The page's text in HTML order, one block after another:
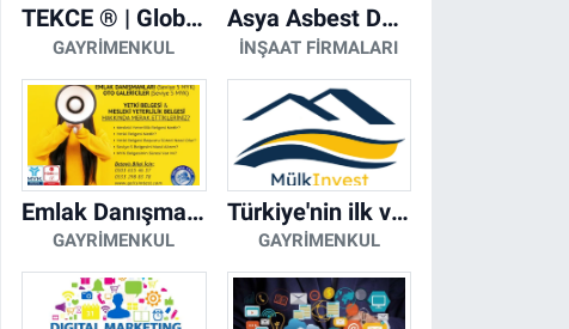
TEKCE ® | Global Gayrimenkul Şirketi
GAYRIMENKUL
Asya Asbest Danışmanlık - Asbest Söküm ve Asbest Raporu
İNŞAAT FIRMALARI
Emlak Danışmanı Seviye 5 Mesleki Yeterlilik Belgesi
GAYRIMENKUL
Türkiye'nin ilk ve tek yapay zeka destekli arsa ilan platformu
GAYRIMENKUL